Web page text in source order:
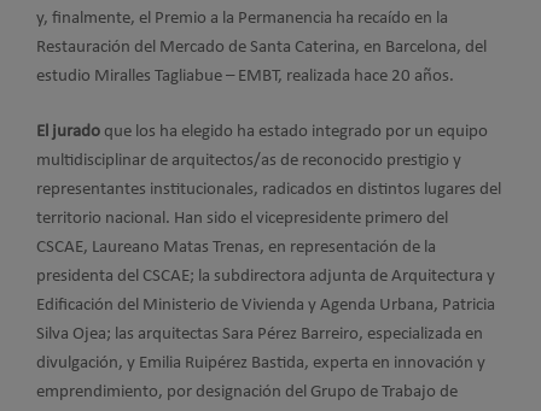
y, finalmente, el Premio a la Permanencia ha recaído en la
Restauración del Mercado de Santa Caterina, en Barcelona, del
estudio Miralles Tagliabue – EMBT, realizada hace 20 años.
El jurado que los ha elegido ha estado integrado por un equipo
multidisciplinar de arquitectos/as de reconocido prestigio y
representantes institucionales, radicados en distintos lugares del
territorio nacional. Han sido el vicepresidente primero del
CSCAE, Laureano Matas Trenas, en representación de la
presidenta del CSCAE; la subdirectora adjunta de Arquitectura y
Edificación del Ministerio de Vivienda y Agenda Urbana, Patricia
Silva Ojea; las arquitectas Sara Pérez Barreiro, especializada en
divulgación, y Emilia Ruipérez Bastida, experta en innovación y
emprendimiento, por designación del Grupo de Trabajo de